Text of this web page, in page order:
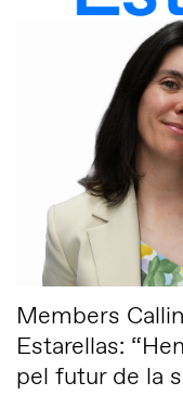
Members
Estarellas:
pel futur de la